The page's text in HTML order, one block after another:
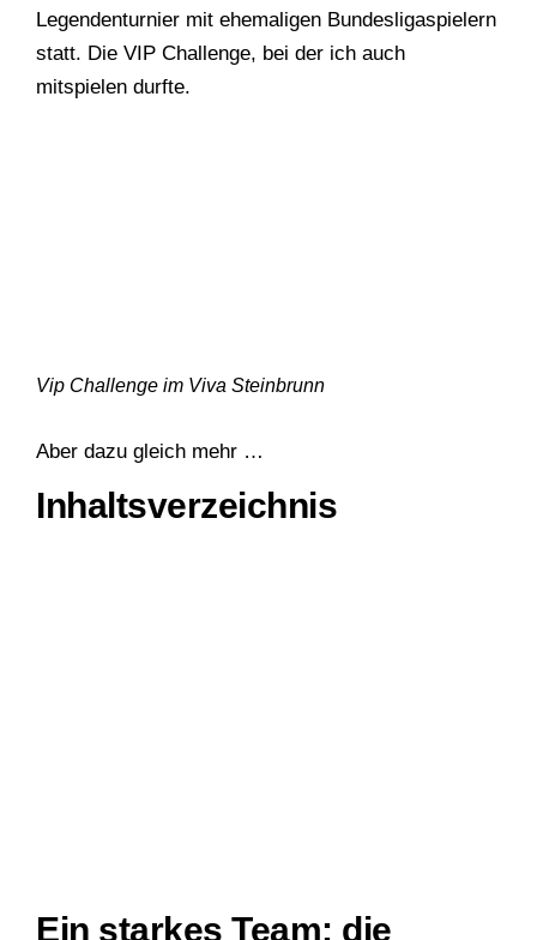
Legendenturnier mit ehemaligen Bundesligaspielern
statt. Die VIP Challenge, bei der ich auch
mitspielen durfte.
Vip Challenge im Viva Steinbrunn
Aber dazu gleich mehr …
Inhaltsverzeichnis
Ein starkes Team: die